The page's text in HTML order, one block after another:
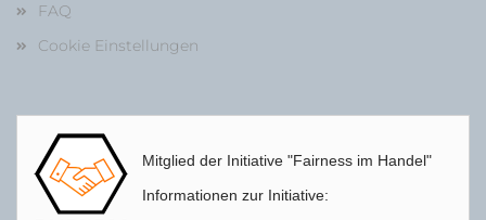
FAQ
Cookie Einstellungen
Mitglied der Initiative "Fairness im Handel"
Informationen zur Initiative: